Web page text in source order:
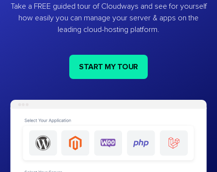
Take a FREE guided tour of Cloudways and see for yourself
how easily you can manage your server & apps on the
leading cloud-hosting platform.
START MY TOUR